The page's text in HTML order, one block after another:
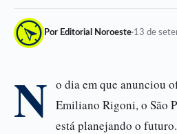
Por Editorial Noroeste·13 de
N o dia em que anunciou
Emiliano Rigoni, o São
está planejando o